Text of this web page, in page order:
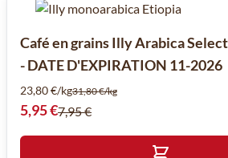
Café en grains Illy Arabica
- DATE D'EXPIRATION 11-2026
23,80 €/kg31,80 €/kg
Prix spécial
5,95 €7,95 €